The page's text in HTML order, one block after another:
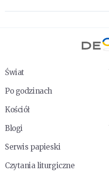
Świat
Po godzinach
Kościół
Blogi
Serwis papieski
Czytania liturgiczne